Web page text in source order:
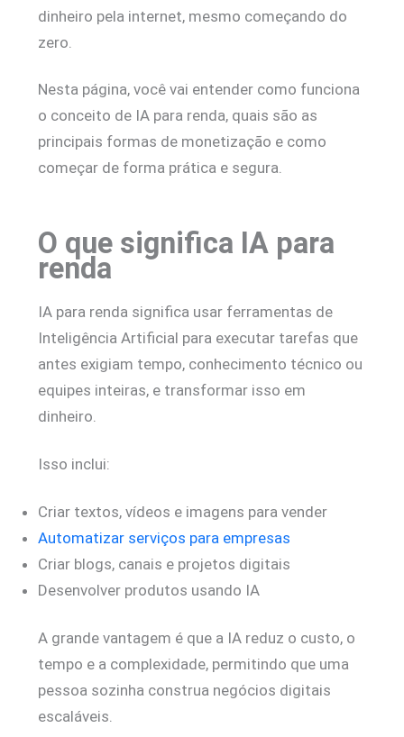
dinheiro pela internet, mesmo começando do
zero.
Nesta página, você vai entender como funciona
o conceito de IA para renda, quais são as
principais formas de monetização e como
começar de forma prática e segura.
O que significa IA para
renda
IA para renda significa usar ferramentas de
Inteligência Artificial para executar tarefas que
antes exigiam tempo, conhecimento técnico ou
equipes inteiras, e transformar isso em
dinheiro.
Isso inclui:
Criar textos, vídeos e imagens para vender
Automatizar serviços para empresas
Criar blogs, canais e projetos digitais
Desenvolver produtos usando IA
A grande vantagem é que a IA reduz o custo, o
tempo e a complexidade, permitindo que uma
pessoa sozinha construa negócios digitais
escaláveis.